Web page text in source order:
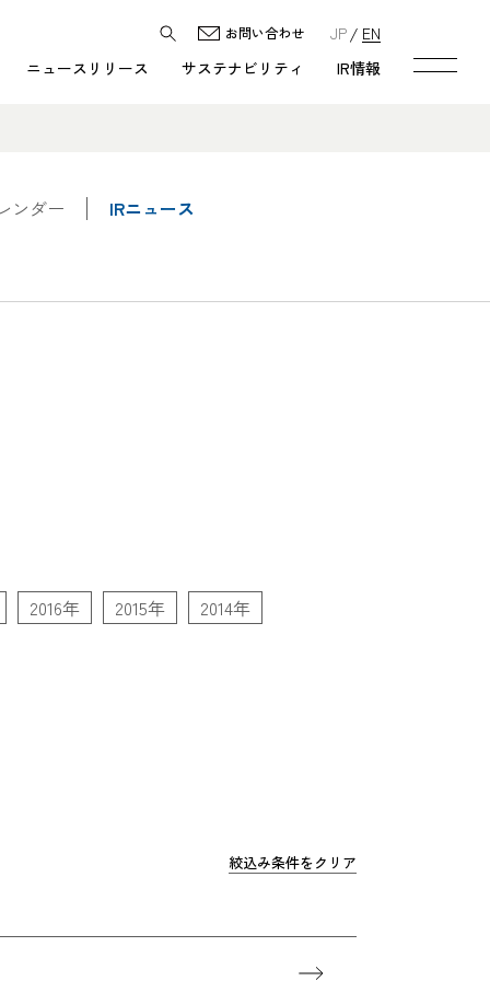
ニュースリリース サステナビリティ IR情報
お問い合わせ JP EN
ンダー IRニュース
2016年 2015年 2014年
絞込み条件をクリア